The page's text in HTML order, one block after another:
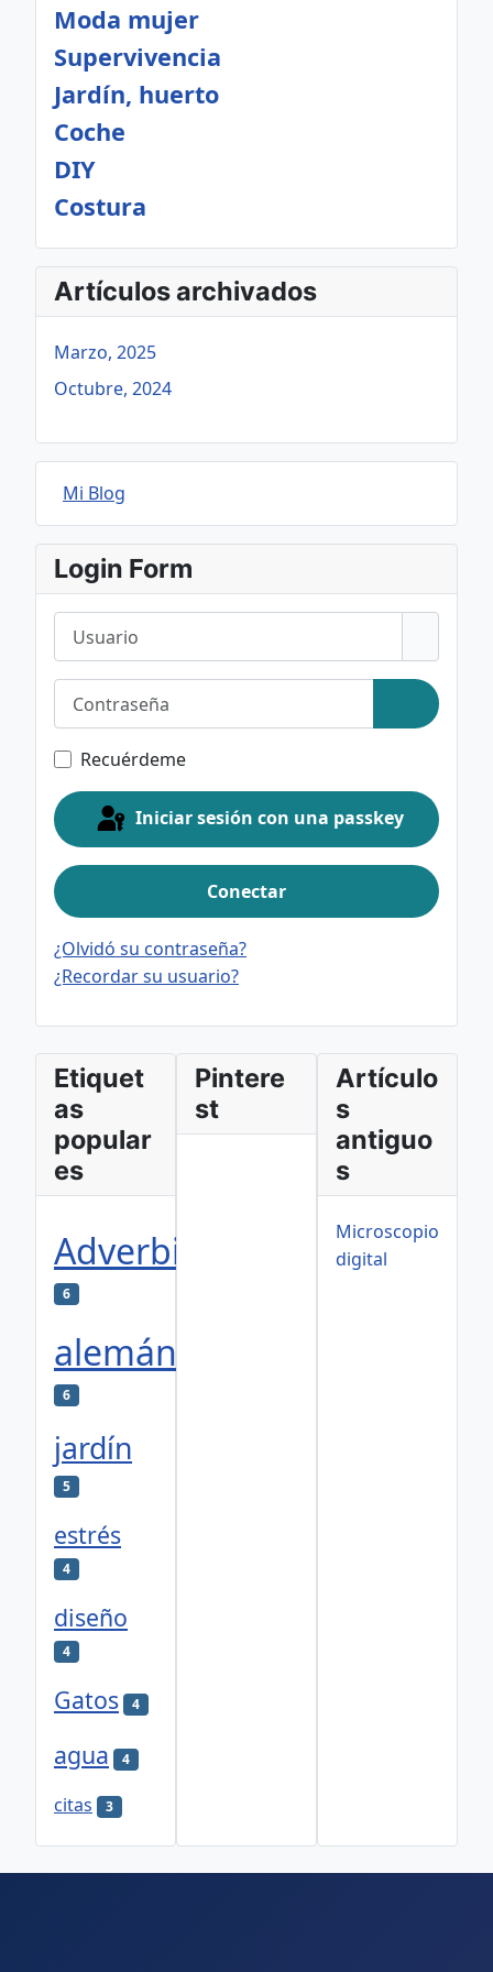
Moda mujer
Supervivencia
Jardín, huerto
Coche
DIY
Costura
Artículos archivados
Marzo, 2025
Octubre, 2024
Mi Blog
Login Form
Mostrar
Recuérdeme
Iniciar sesión con una passkey
Conectar
¿Olvidó su contraseña?
¿Recordar su usuario?
Etiquet
as
popular
es
Adverbios
6
alemán
6
jardín
5
estrés
4
diseño
4
Gatos 4
agua 4
citas 3
Pintere
st
Artículo
s
antiguo
s
Microscopio
digital